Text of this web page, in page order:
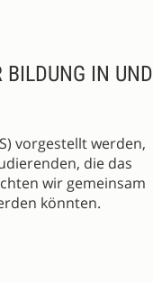
IN UND
vorgestellt werden,
die das
wir gemeinsam
könnten.